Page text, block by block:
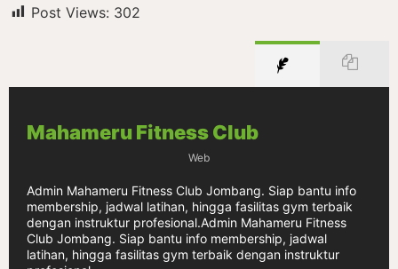
Post Views: 302
Mahameru Fitness Club
Web
Admin Mahameru Fitness Club Jombang. Siap bantu info
membership, jadwal latihan, hingga fasilitas gym terbaik
dengan instruktur profesional.Admin Mahameru Fitness
Club Jombang. Siap bantu info membership, jadwal
latihan, hingga fasilitas gym terbaik dengan instruktur